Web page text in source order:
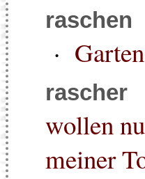
raschen
· Garten
rascher
wollen
meiner